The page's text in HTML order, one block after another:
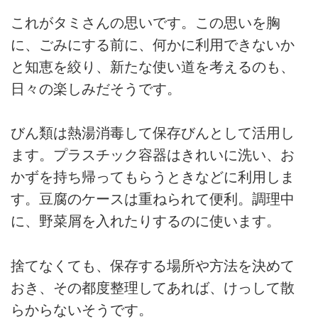
これがタミさんの思いです。この思いを胸
に、ごみにする前に、何かに利用できないか
と知恵を絞り、新たな使い道を考えるのも、
日々の楽しみだそうです。
びん類は熱湯消毒して保存びんとして活用し
ます。プラスチック容器はきれいに洗い、お
かずを持ち帰ってもらうときなどに利用しま
す。豆腐のケースは重ねられて便利。調理中
に、野菜屑を入れたりするのに使います。
捨てなくても、保存する場所や方法を決めて
おき、その都度整理してあれば、けっして散
らからないそうです。